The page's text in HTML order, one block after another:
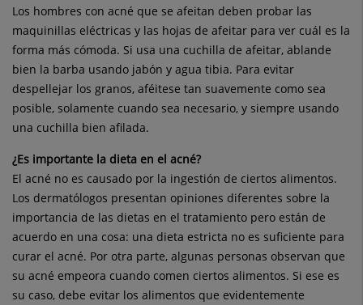
Los hombres con acné que se afeitan deben probar las
maquinillas eléctricas y las hojas de afeitar para ver cuál es la
forma más cómoda. Si usa una cuchilla de afeitar, ablande
bien la barba usando jabón y agua tibia. Para evitar
despellejar los granos, aféitese tan suavemente como sea
posible, solamente cuando sea necesario, y siempre usando
una cuchilla bien afilada.
¿Es importante la dieta en el acné?
El acné no es causado por la ingestión de ciertos alimentos.
Los dermatólogos presentan opiniones diferentes sobre la
importancia de las dietas en el tratamiento pero están de
acuerdo en una cosa: una dieta estricta no es suficiente para
curar el acné. Por otra parte, algunas personas observan que
su acné empeora cuando comen ciertos alimentos. Si ese es
su caso, debe evitar los alimentos que evidentemente